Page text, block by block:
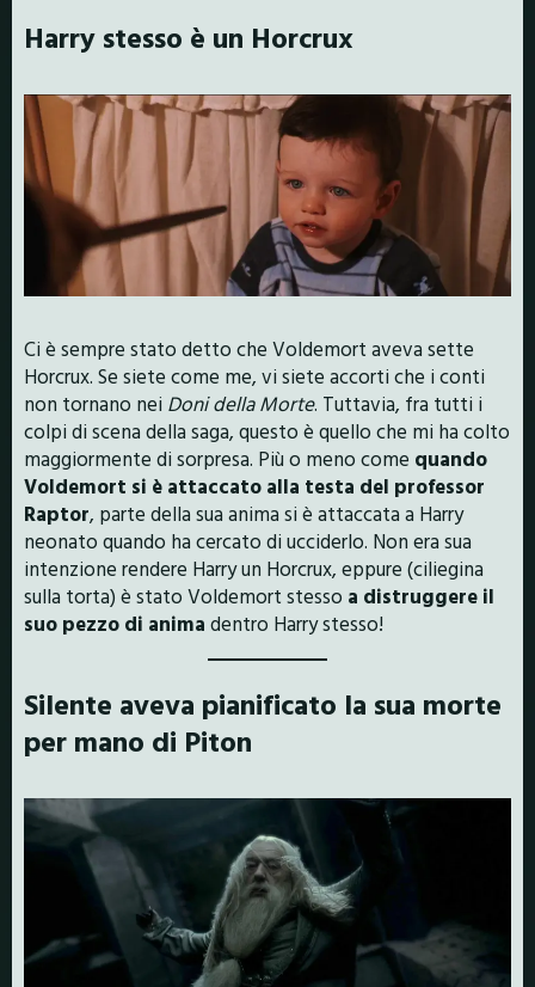
Harry stesso è un Horcrux
Ci è sempre stato detto che Voldemort aveva sette
Horcrux. Se siete come me, vi siete accorti che i conti
non tornano nei Doni della Morte. Tuttavia, fra tutti i
colpi di scena della saga, questo è quello che mi ha colto
maggiormente di sorpresa. Più o meno come quando
Voldemort si è attaccato alla testa del professor
Raptor, parte della sua anima si è attaccata a Harry
neonato quando ha cercato di ucciderlo. Non era sua
intenzione rendere Harry un Horcrux, eppure (ciliegina
sulla torta) è stato Voldemort stesso a distruggere il
suo pezzo di anima dentro Harry stesso!
Silente aveva pianificato la sua morte
per mano di Piton